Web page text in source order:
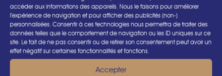
accéder aux informations des appareils. Nous le faisons pour améliorer
l’expérience de navigation et pour afficher des publicités (non-)
personnalisées. Consentir à ces technologies nous permettra de traiter des
données telles que le comportement de navigation ou les ID uniques sur ce
site. Le fait de ne pas consentir ou de retirer son consentement peut avoir un
effet négatif sur certaines fonctionnalités et fonctions.
Accepter